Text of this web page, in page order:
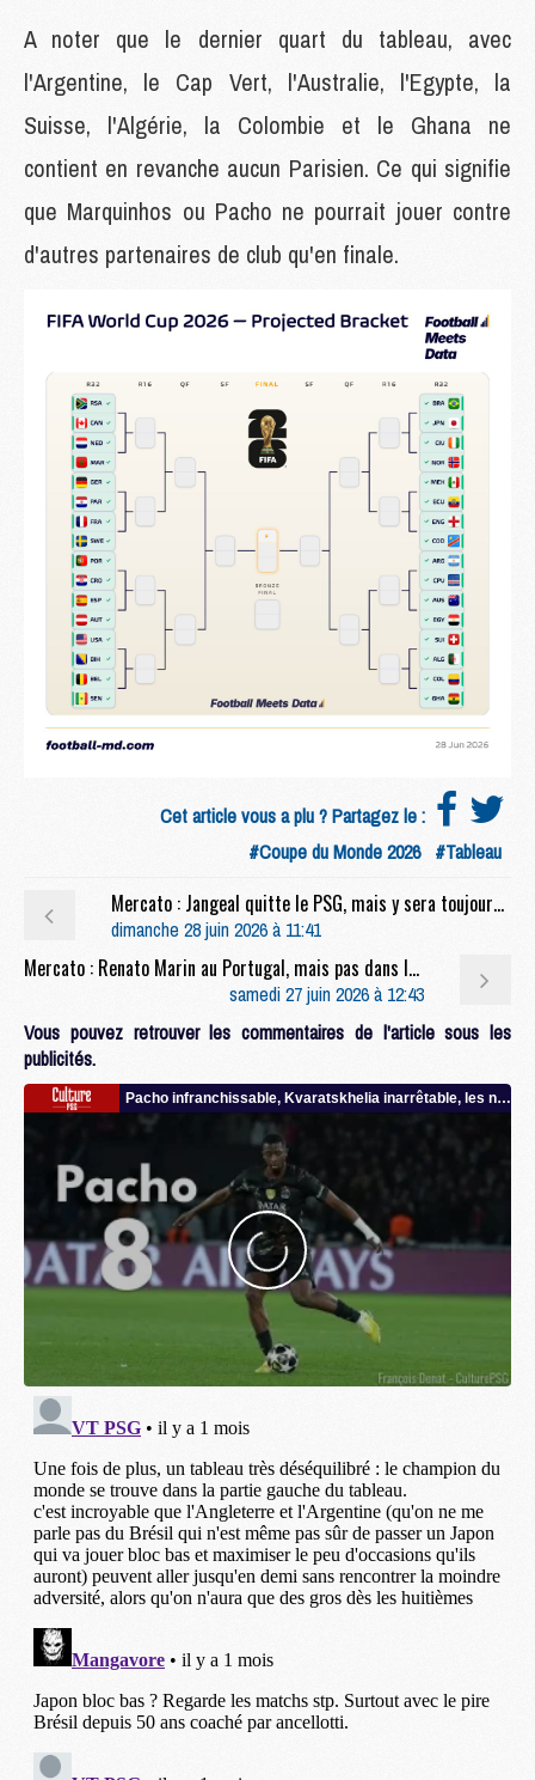
A noter que le dernier quart du tableau, avec
l'Argentine, le Cap Vert, l'Australie, l'Egypte, la
Suisse, l'Algérie, la Colombie et le Ghana ne
contient en revanche aucun Parisien. Ce qui signifie
que Marquinhos ou Pacho ne pourrait jouer contre
d'autres partenaires de club qu'en finale.
Cet article vous a plu ? Partagez le :
#Coupe du Monde 2026 #Tableau
Mercato : Jangeal quitte le PSG, mais y sera toujours lié
dimanche 28 juin 2026 à 11:41
Mercato : Renato Marin au Portugal, mais pas dans le club attendu
samedi 27 juin 2026 à 12:43
Vous pouvez retrouver les commentaires de l'article sous les
publicités.